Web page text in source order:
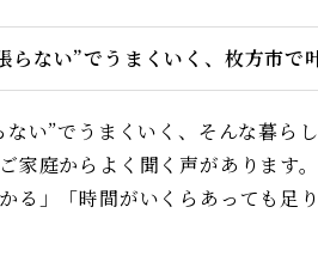
らない”でうまくいく、枚方市で
い”でうまくいく、そんな暮ら
家庭からよく聞く声があります
る」「時間がいくらあっても足